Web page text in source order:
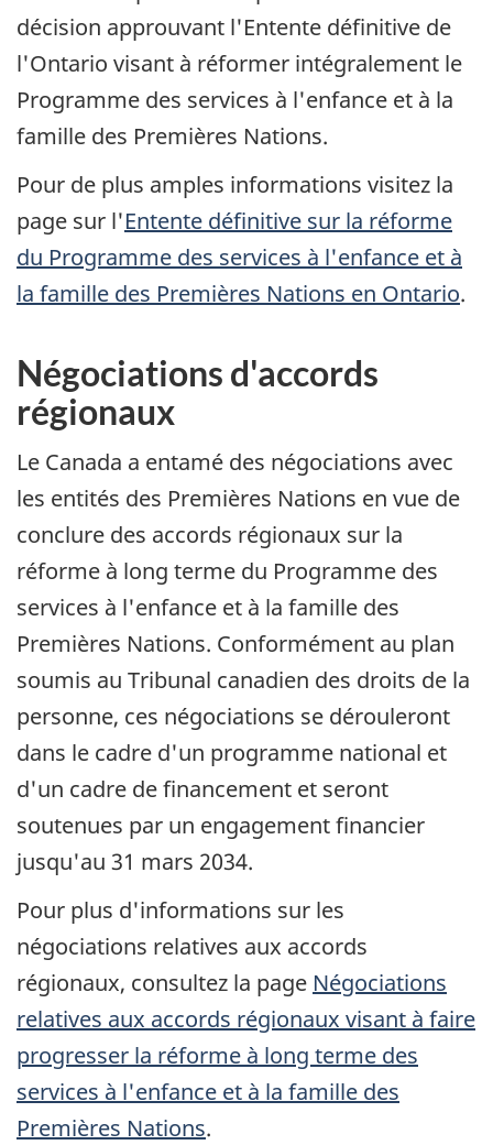
décision approuvant l'Entente définitive de
l'Ontario visant à réformer intégralement le
Programme des services à l'enfance et à la
famille des Premières Nations.
Pour de plus amples informations visitez la
page sur l'Entente définitive sur la réforme
du Programme des services à l'enfance et à
la famille des Premières Nations en Ontario.
Négociations d'accords
régionaux
Le Canada a entamé des négociations avec
les entités des Premières Nations en vue de
conclure des accords régionaux sur la
réforme à long terme du Programme des
services à l'enfance et à la famille des
Premières Nations. Conformément au plan
soumis au Tribunal canadien des droits de la
personne, ces négociations se dérouleront
dans le cadre d'un programme national et
d'un cadre de financement et seront
soutenues par un engagement financier
jusqu'au 31 mars 2034.
Pour plus d'informations sur les
négociations relatives aux accords
régionaux, consultez la page Négociations
relatives aux accords régionaux visant à faire
progresser la réforme à long terme des
services à l'enfance et à la famille des
Premières Nations.